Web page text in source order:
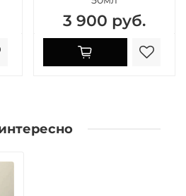
3 900 руб.